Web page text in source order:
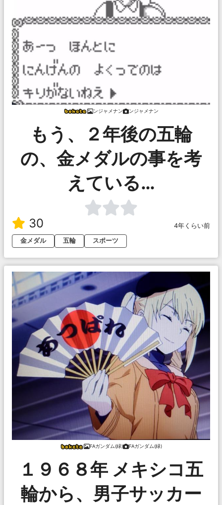
ンジャメナン ンジャメナン
もう、２年後の五輪
の、金メダルの事を考
えている…
30
4年くらい前
金メダル
五輪 スポーツ
FAガンダム(緑) FAガンダム(緑)
１９６８年 メキシコ五
輪から、男子サッカー